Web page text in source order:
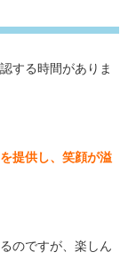
する時間がありま
提供し、笑顔が溢
のですが、楽しん